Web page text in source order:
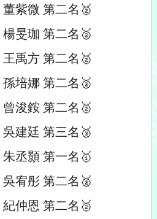
紫微 第二名🥈
旻珈 第二名🥈
禹方 第二名🥈
培娜 第二名🥈
浚銨 第二名🥈
建廷 第三名🥉
丞顥 第一名🥇
宥彤 第二名🥈
仲恩 第二名🥈